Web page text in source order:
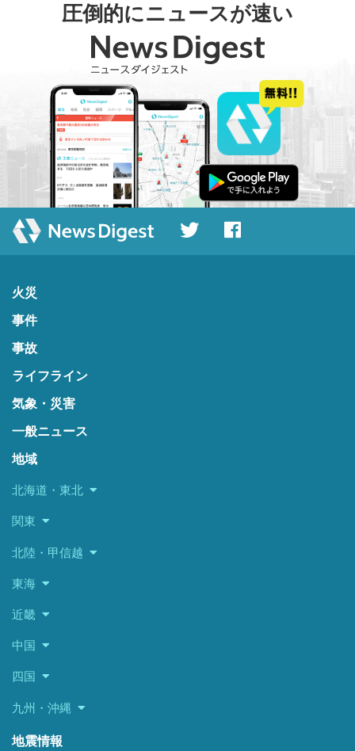
圧倒的にニュースが速い
火災
事件
事故
ライフライン
気象・災害
一般ニュース
地域
北海道・東北
関東
北陸・甲信越
東海
近畿
中国
四国
九州・沖縄
地震情報